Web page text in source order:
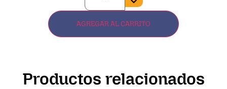
AGREGAR AL CARRITO
Productos relacionados